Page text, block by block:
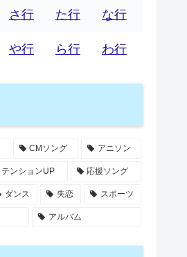
さ行 た行 な行
や行 ら行 わ行
CMソング アニソン
テンションUP 応援ソング
ダンス 失恋 スポーツ
アルバム